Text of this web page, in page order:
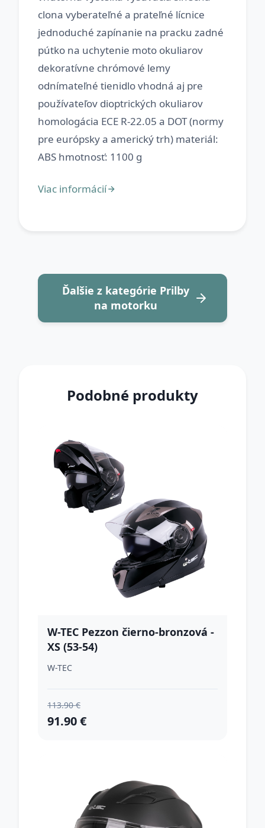
clona vyberateľné a prateľné lícnice
jednoduché zapínanie na pracku zadné
pútko na uchytenie moto okuliarov
dekoratívne chrómové lemy
odnímateľné tienidlo vhodná aj pre
používateľov dioptrických okuliarov
homologácia ECE R-22.05 a DOT (normy
pre európsky a americký trh) materiál:
Ďalšie z kategórie Prilby
na motorku
Podobné produkty
W-TEC Pezzon čierno-bronzová -
XS (53-54)
W-TEC
113.90 €
91.90 €